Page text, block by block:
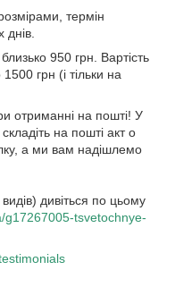
термін
950 грн. Вартість
грн (і тільки на
отриманні на пошті! У
на пошті акт о
а ми вам надішлемо
дивіться по цьому
g17267005-tsvetochnye-